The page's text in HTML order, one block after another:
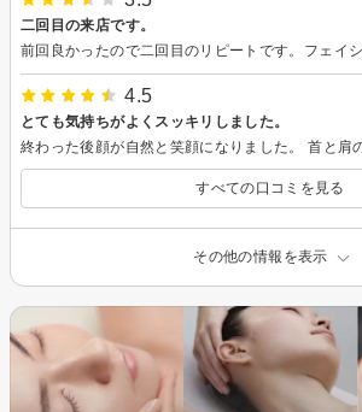
二回目の来店です。
4.5
とても気持ちがよくスッキリしました。
すべての口コミを見る
その他の情報を表示